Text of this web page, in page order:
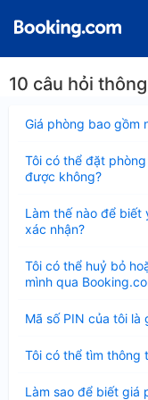
10 câu hỏi
Giá phòng bao gồm
thu
Tôi có thể đặt
được không?
thu
gọn
Làm thế nào để
xác nhận?
thu
gọn
Tôi có thể huỷ bỏ
mình qua
thu
gọn
Mã số PIN của tôi là
thu
Tôi có thể tìm thông
thu
Làm sao để biết giá
thu